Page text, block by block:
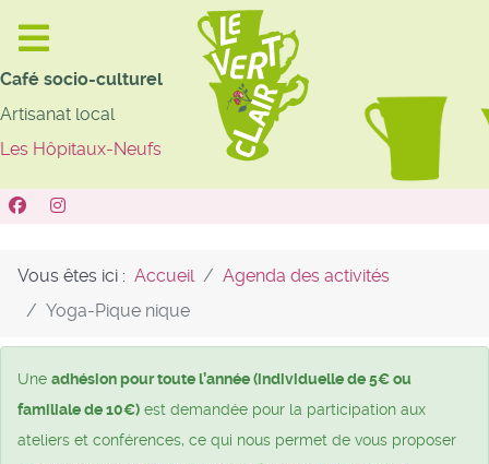
Café socio-culturel
Artisanat local
Les Hôpitaux-Neufs
Vous êtes ici : Accueil
Agenda des activités
Yoga-Pique nique
Une adhésion pour toute l’année (individuelle de 5€ ou
familiale de 10€) est demandée pour la participation aux
ateliers et conférences, ce qui nous permet de vous proposer